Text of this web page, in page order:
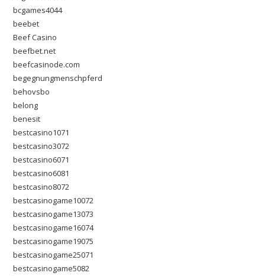
bcgames4044
beebet
Beef Casino
beefbet.net
beefcasinode.com
begegnungmenschpferd
behovsbo
belong
benesit
bestcasino1071
bestcasino3072
bestcasino6071
bestcasino6081
bestcasino8072
bestcasinogame10072
bestcasinogame13073
bestcasinogame16074
bestcasinogame19075
bestcasinogame25071
bestcasinogame5082